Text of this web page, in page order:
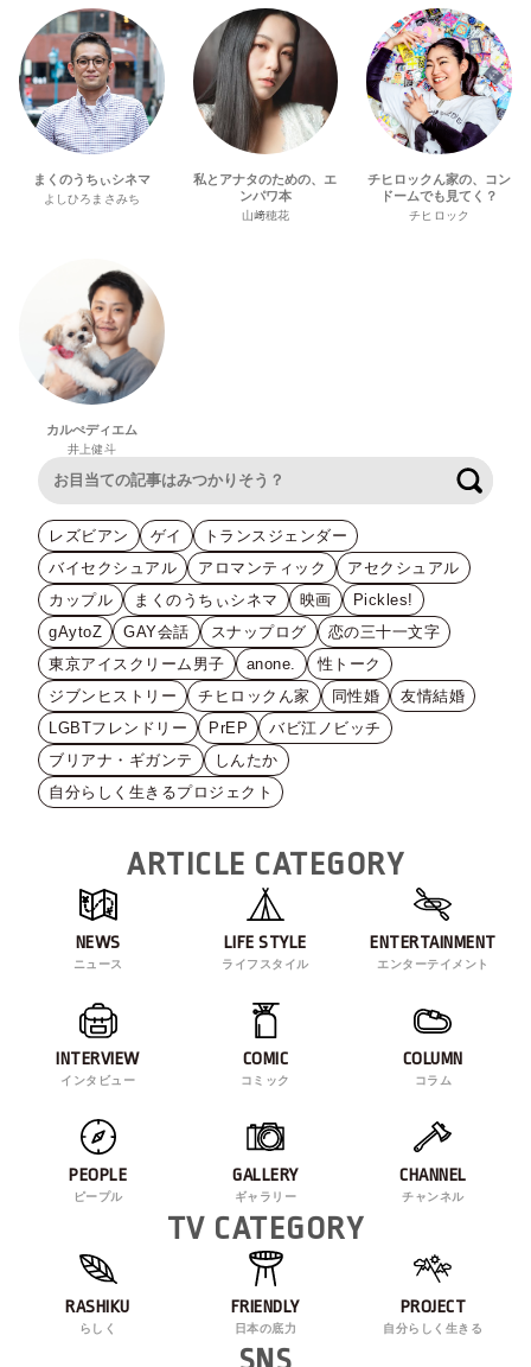
まくのうちぃシネマ
よしひろまさみち
私とアナタのための、エ
ンパワ本
山﨑穂花
チヒロックん家の、コン
ドームでも見てく？
チヒロック
カルぺディエム
井上健斗
レズビアン ゲイ
トランスジェンダー
バイセクシュアル
アロマンティック
アセクシュアル
カップル
まくのうちぃシネマ 映画
Pickles!
gAytoZ
GAY会話 スナップログ
恋の三十一文字
東京アイスクリーム男子
anone.
性トーク
ジブンヒストリー
チヒロックん家 同性婚
友情結婚
LGBTフレンドリー
PrEP
バビ江ノビッチ
ブリアナ・ギガンテ
しんたか
自分らしく生きるプロジェクト
ARTICLE CATEGORY
NEWS
ニュース
LIFE STYLE
ライフスタイル
ENTERTAINMENT
エンターテイメント
INTERVIEW
インタビュー
COMIC
コミック
COLUMN
コラム
PEOPLE
ピープル
GALLERY
ギャラリー
CHANNEL
チャンネル
TV CATEGORY
RASHIKU
らしく
FRIENDLY
日本の底力
PROJECT
自分らしく生きる